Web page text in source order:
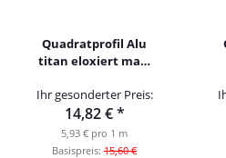
Quadratprofil Alu
titan eloxiert matt
Ihr gesonderter Preis:
14,82 €*
5,93 € pro 1 m
Basispreis: 15,60 €